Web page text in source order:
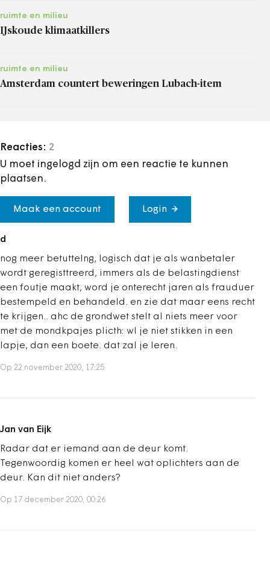
ruimte en milieu
IJskoude klimaatkillers
ruimte en milieu
Amsterdam countert beweringen Lubach-item
Reacties: 2
U moet ingelogd zijn om een reactie te kunnen
plaatsen.
Maak een account Login
d
nog meer betuttelng, logisch dat je als wanbetaler
wordt geregisttreerd, immers als de belastingdienst
een foutje maakt, word je onterecht jaren als frauduer
bestempeld en behandeld. en zie dat maar eens recht
te krijgen.. ahc de grondwet stelt al niets meer voor
met de mondkpajes plicth: wl je niet stikken in een
lapje, dan een boete. dat zal je leren.
Op 22 november 2020, 17:25
Jan van Eijk
Radar dat er iemand aan de deur komt.
Tegenwoordig komen er heel wat oplichters aan de
deur. Kan dit niet anders?
Op 17 december 2020, 00:26